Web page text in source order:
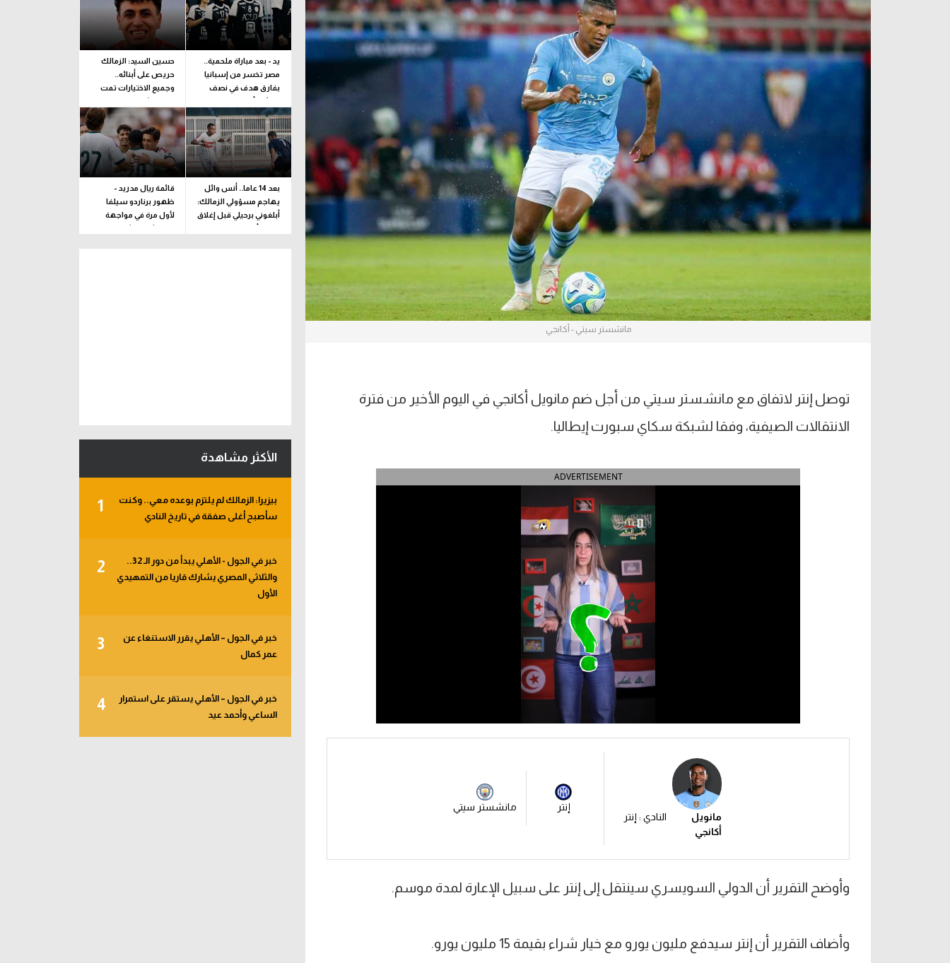
آراء حرة
ركن الألعاب
الدوري السعودي للمحترفين
دوري أبطال أوروبا
دوري أبطال إفريقيا
كل البطولات
دوري أبطال أوروبا
القسم الثاني
آسيا
أمريكا
مانشستر سيتي - أكانجي
توصل إنتر لاتفاق مع مانشستر سيتي من أجل ضم مانويل أكانجي في اليوم الأخير من فترة
الانتقالات الصيفية، وفقا لشبكة سكاي سبورت إيطاليا.
ADVERTISEMENT
مانويل
أكانجي
النادي : إنتر
إنتر مانشستر سيتي
وأوضح التقرير أن الدولي السويسري سينتقل إلى إنتر على سبيل الإعارة لمدة موسم.
وأضاف التقرير أن إنتر سيدفع مليون يورو مع خيار شراء بقيمة 15 مليون يورو.
يد - بعد مباراة ملحمية..
مصر تخسر من إسبانيا
بفارق هدف في نصف
نهائي كأس العالم
للناشئات
حسين السيد: الزمالك
حريص على أبنائه..
وجميع الاختيارات تمت
وفقا لرؤية فنية بحتة
بعد 14 عاما.. أنس وائل
يهاجم مسؤولي الزمالك:
أبلغوني برحيلي قبل إغلاق
القيد بأيام
قائمة ريال مدريد -
ظهور برناردو سيلفا
لأول مرة في مواجهة
فرينتشفاروشي
الأكثر مشاهدة
1
بيزيرا: الزمالك لم يلتزم بوعده معي.. وكنت
سأصبح أغلى صفقة في تاريخ النادي
2
خبر في الجول - الأهلي يبدأ من دور الـ 32..
والثلاثي المصري يشارك قاريا من التمهيدي
الأول
3
خبر في الجول – الأهلي يقرر الاستنغاء عن
عمر كمال
4
خبر في الجول – الأهلي يستقر على استمرار
الساعي وأحمد عيد